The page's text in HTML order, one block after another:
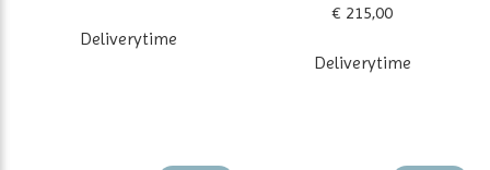
Deliverytime
€ 215,00
Deliverytime